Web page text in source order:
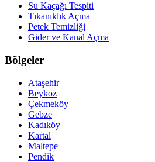
Su Kaçağı Tespiti
Tıkanıklık Açma
Petek Temizliği
Gider ve Kanal Açma
Bölgeler
Ataşehir
Beykoz
Çekmeköy
Gebze
Kadıköy
Kartal
Maltepe
Pendik